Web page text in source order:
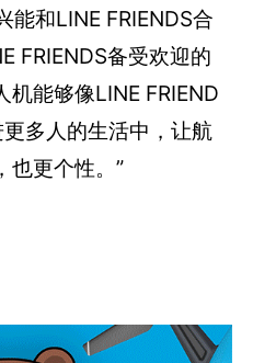
能和LINE FRIENDS合
FRIENDS备受欢迎的
能够像LINE FRIEND
多人的生活中，让航
也更个性。”